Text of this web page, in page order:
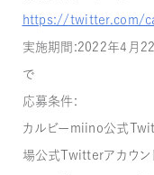
https://twitter.com/
実施期間：2022年4月
で
応募条件：
カルビーmiino公式
場公式Twitterアカウン